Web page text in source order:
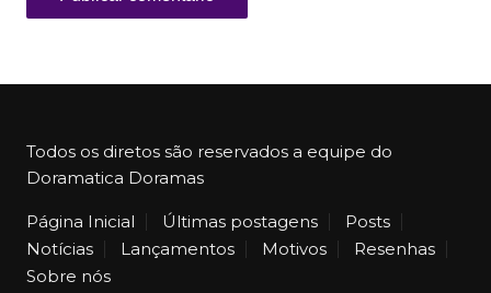
Todos os diretos são reservados a equipe do
Doramatica Doramas
Página Inicial Últimas postagens
Posts
Notícias
Lançamentos Motivos
Resenhas
Sobre nós